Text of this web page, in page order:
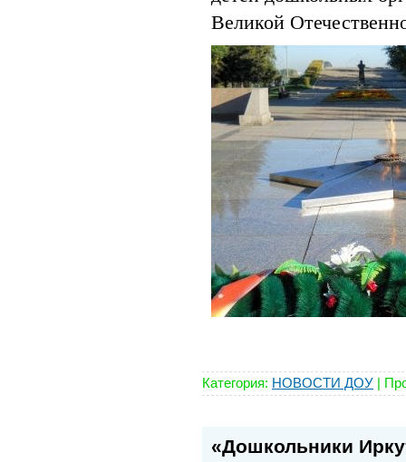
Великой
Категория: НОВОСТИ ДОУ |
«Дошкольники